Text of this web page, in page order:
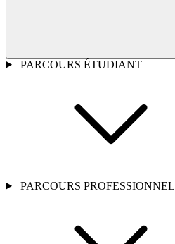
PARCOURS ÉTUDIANT
PARCOURS PROFESSIONNEL